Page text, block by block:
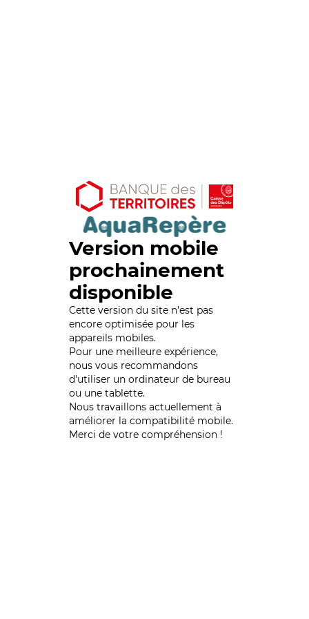
Version mobile
prochainement
disponible
Cette version du site n’est pas
encore optimisée pour les
appareils mobiles.
Pour une meilleure expérience,
nous vous recommandons
d'utiliser un ordinateur de bureau
ou une tablette.
Nous travaillons actuellement à
améliorer la compatibilité mobile.
Merci de votre compréhension !